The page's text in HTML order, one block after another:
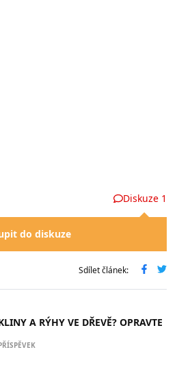
Diskuze 1
do diskuze
Sdílet článek:
A RÝHY VE DŘEVĚ? OPRAVTE